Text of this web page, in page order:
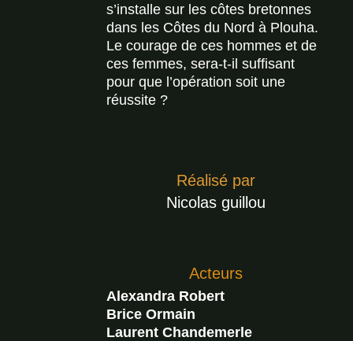
s’installe sur les côtes bretonnes
dans les Côtes du Nord à Plouha.
Le courage de ces hommes et de
ces femmes, sera-t-il suffisant
pour que l’opération soit une
réussite ?
Réalisé par
Nicolas guillou
Acteurs
Alexandra Robert
Brice Ormain
Laurent Chandemerle